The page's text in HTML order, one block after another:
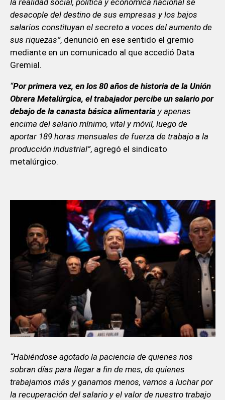
desacople del destino de sus empresas y los bajos
salarios constituyan el secreto a voces del aumento de
sus riquezas”, denunció en ese sentido el gremio
mediante en un comunicado al que accedió Data
Gremial.
“Por primera vez, en los 80 años de historia de la Unión
Obrera Metalúrgica, el trabajador percibe un salario por
debajo de la canasta básica alimentaria y apenas
encima del salario mínimo, vital y móvil, luego de
aportar 189 horas mensuales de fuerza de trabajo a la
producción industrial”, agregó el sindicato
metalúrgico.
“Habiéndose agotado la paciencia de quienes nos
sobran días para llegar a fin de mes, de quienes
trabajamos más y ganamos menos, vamos a luchar por
la recuperación del salario y el valor de nuestro trabajo